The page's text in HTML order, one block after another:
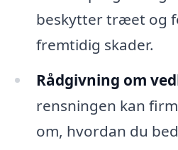
beskytter træet og
fremtidig skader.
Rådgivning om
rensningen kan
om, hvordan du